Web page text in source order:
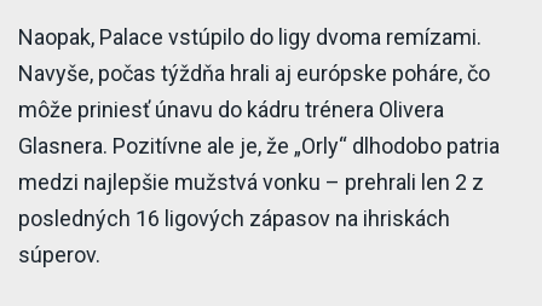
Naopak, Palace vstúpilo do ligy dvoma remízami.
Navyše, počas týždňa hrali aj európske poháre, čo
môže priniesť únavu do kádru trénera Olivera
Glasnera. Pozitívne ale je, že „Orly“ dlhodobo patria
medzi najlepšie mužstvá vonku – prehrali len 2 z
posledných 16 ligových zápasov na ihriskách
súperov.